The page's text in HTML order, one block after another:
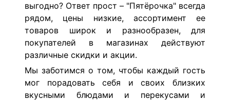
выгодно? Ответ прост – "Пятёрочка" всегда
рядом, цены низкие, ассортимент ее
товаров широк и разнообразен, для
покупателей в магазинах действуют
различные скидки и акции.
Мы заботимся о том, чтобы каждый гость
мог порадовать себя и своих близких
вкусными блюдами и перекусами и